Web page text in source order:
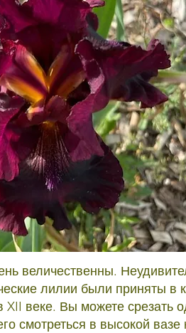
величественны.
лилии были приняты в
XII веке. Вы можете срезать
смотреться в высокой